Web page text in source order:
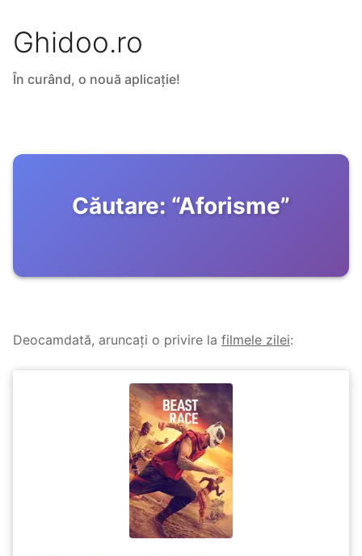
Ghidoo.ro
În curând, o nouă aplicație!
Căutare: “Aforisme”
Deocamdată, aruncați o privire la filmele zilei: